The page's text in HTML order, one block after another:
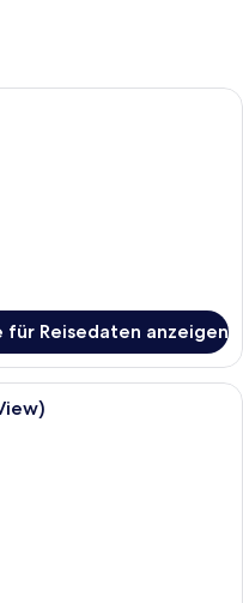
| Zimmersafe,
für Reisedaten anzeigen
Meerblick (Pool